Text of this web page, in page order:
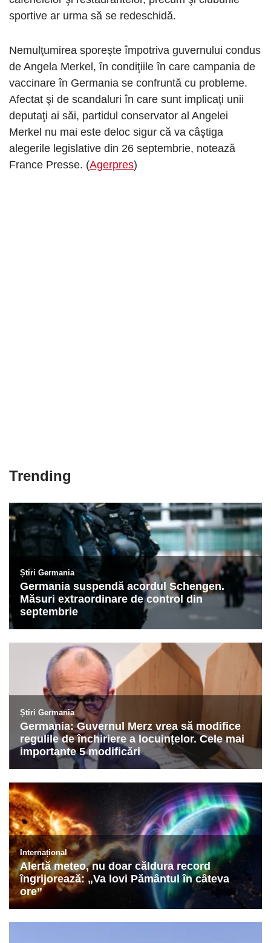
sportive ar urma să se redeschidă.
Nemulţumirea sporeşte împotriva guvernului condus
de Angela Merkel, în condiţiile în care campania de
vaccinare în Germania se confruntă cu probleme.
Afectat şi de scandaluri în care sunt implicaţi unii
deputaţi ai săi, partidul conservator al Angelei
Merkel nu mai este deloc sigur că va câştiga
alegerile legislative din 26 septembrie, notează
France Presse. (Agerpres)
Trending